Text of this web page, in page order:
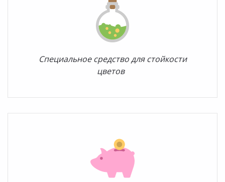
Специальное средство для стойкости
цветов